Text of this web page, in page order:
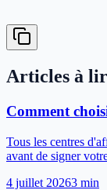
Articles à
Comment
Tous les centres
avant de signer
4 juillet 20263 min